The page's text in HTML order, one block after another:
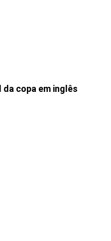
copa em inglês